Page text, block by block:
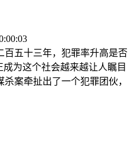
百五十三年，犯罪率升高是否
成为这个社会越来越让人瞩目
案牵扯出了一个犯罪团伙，